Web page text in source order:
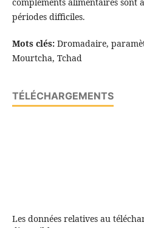
périodes difficiles.
Mots clés:Dromadaire,
Mourtcha, Tchad
TÉLÉCHARGEMENTS
Les données relatives au